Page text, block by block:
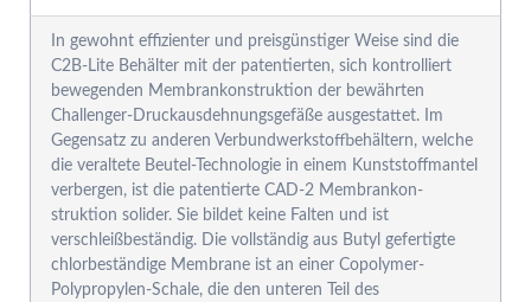
In gewohnt effizienter und preisgünstiger Weise sind die
C2B-Lite Behälter mit der patentierten, sich kontrolliert
bewegenden Membrankonstruktion der bewährten
Challenger-Druckausdehnungsgefäße ausgestattet. Im
Gegensatz zu anderen Verbundwerkstoffbehältern, welche
die veraltete Beutel-Technologie in einem Kunststoffmantel
verbergen, ist die patentierte CAD-2 Membrankon-
struktion solider. Sie bildet keine Falten und ist
verschleißbeständig. Die vollständig aus Butyl gefertigte
chlorbeständige Membrane ist an einer Copolymer-
Polypropylen-Schale, die den unteren Teil des